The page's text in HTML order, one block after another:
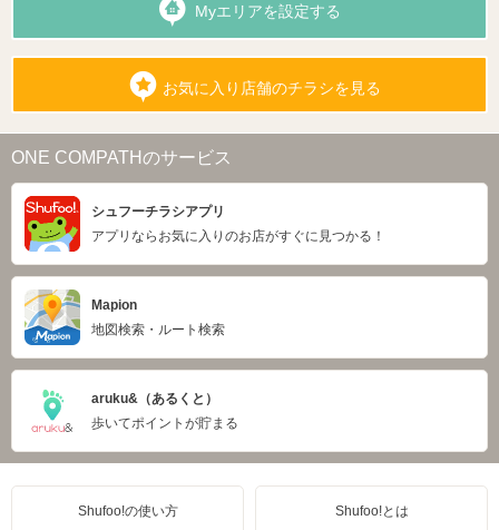
Myエリアを設定する
お気に入り店舗のチラシを見る
ONE COMPATHのサービス
シュフーチラシアプリ
アプリならお気に入りのお店がすぐに見つかる！
Mapion
地図検索・ルート検索
aruku&（あるくと）
歩いてポイントが貯まる
Shufoo!の使い方 Shufoo!とは